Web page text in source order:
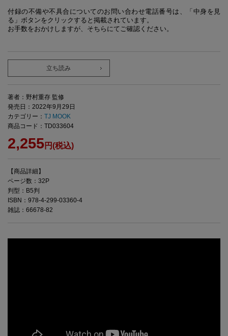
付録の不備や不具合についてのお問い合わせ電話番号は、「中身を見
る」ボタンをクリックすると掲載されています。
お手数をおかけしますが、そちらにてご確認ください。
立ち読み
著者：野村重存 監修
発売日：2022年9月29日
カテゴリー： TJ MOOK
商品コード：TD033604
2,255円(税込)
【商品詳細】
ページ数：32P
判型：B5判
ISBN：978-4-299-03360-4
雑誌：66678-82